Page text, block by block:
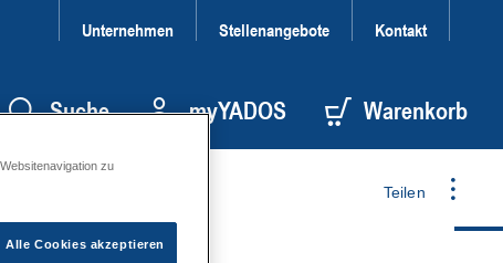
Unternehmen Stellenangebote Kontakt
Suche myYADOS Warenkorb
Teilen
zu
Alle Cookies akzeptieren